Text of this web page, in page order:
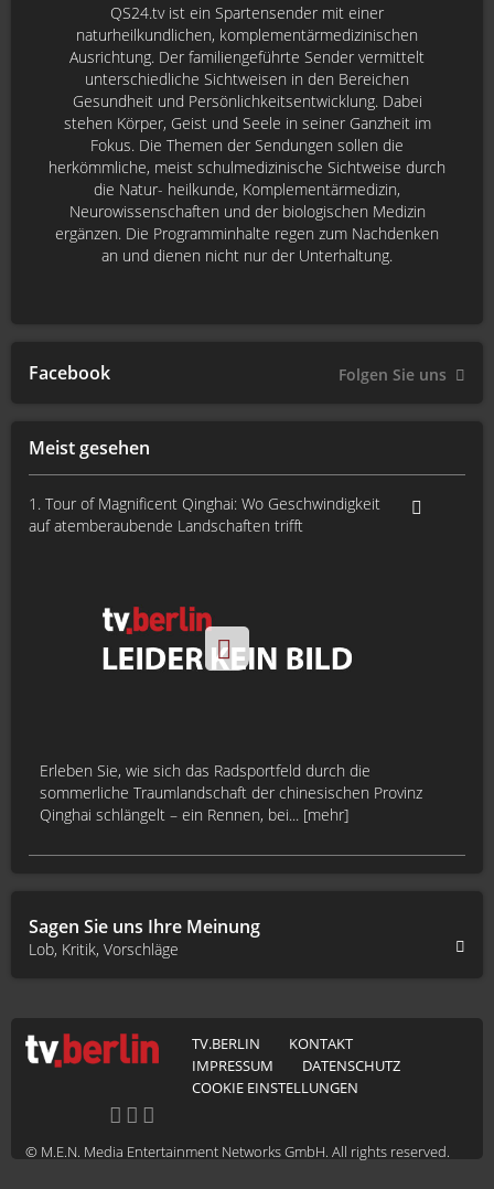
Meist gesehen
1. Tour of Magnificent Qinghai: Wo Geschwindigkeit
auf atemberaubende Landschaften trifft
Erleben Sie, wie sich das Radsportfeld durch die
sommerliche Traumlandschaft der chinesischen Provinz
Qinghai schlängelt – ein Rennen, bei... [mehr]
QS24.tv ist ein Spartensender mit einer
naturheilkundlichen, komplementärmedizinischen
Ausrichtung. Der familiengeführte Sender vermittelt
unterschiedliche Sichtweisen in den Bereichen
Gesundheit und Persönlichkeitsentwicklung. Dabei
stehen Körper, Geist und Seele in seiner Ganzheit im
Fokus. Die Themen der Sendungen sollen die
herkömmliche, meist schulmedizinische Sichtweise durch
die Natur- heilkunde, Komplementärmedizin,
Neurowissenschaften und der biologischen Medizin
ergänzen. Die Programminhalte regen zum Nachdenken
an und dienen nicht nur der Unterhaltung.
Facebook Folgen Sie uns
Sagen Sie uns Ihre Meinung
Lob, Kritik, Vorschläge
TV.BERLIN
KONTAKT
IMPRESSUM
DATENSCHUTZ
COOKIE EINSTELLUNGEN
© M.E.N. Media Entertainment Networks GmbH. All rights reserved.